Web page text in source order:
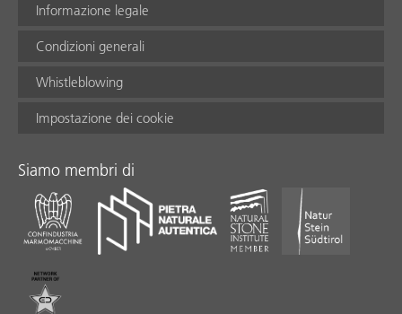
Informazione legale
Condizioni generali
Whistleblowing
Impostazione dei cookie
Siamo membri di